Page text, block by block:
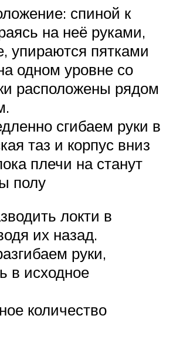
спиной к
на неё руками,
упираются пятками
одном уровне со
расположены рядом
сгибаем руки в
таз и корпус вниз
плечи на станут
полу
локти в
их назад.
руки,
в исходное
количество